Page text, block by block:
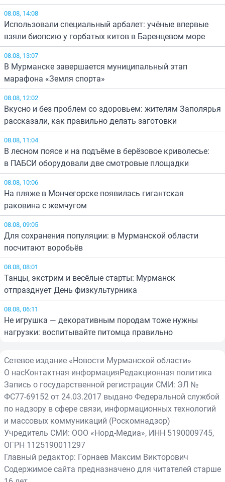
08.08, 14:08
Использовали специальный арбалет: учёные впервые
взяли биопсию у горбатых китов в Баренцевом море
08.08, 13:07
В Мурманске завершается муниципальный этап
марафона «Земля спорта»
08.08, 12:02
Вкусно и без проблем со здоровьем: жителям Заполярья
рассказали, как правильно делать заготовки
08.08, 11:04
В лесном поясе и на подъёме в берёзовое криволесье:
в ПАБСИ оборудовали две смотровые площадки
08.08, 10:06
На пляже в Мончегорске появилась гигантская
раковина с жемчугом
08.08, 09:05
Для сохранения популяции: в Мурманской области
посчитают воробьёв
08.08, 08:01
Танцы, экстрим и весёлые старты: Мурманск
отпразднует День физкультурника
08.08, 06:11
Не игрушка — декоративным породам тоже нужны
нагрузки: воспитывайте питомца правильно
Сетевое издание «Новости Мурманской области»
О насКонтактная информацияРедакционная политика
Запись о государственной регистрации СМИ: ЭЛ №
ФС77-69152 от 24.03.2017 выдано Федеральной службой
по надзору в сфере связи, информационных технологий
и массовых коммуникаций (Роскомнадзор)
Учредитель СМИ: ООО «Норд-Медиа», ИНН 5190009745,
ОГРН 1125190011297
Главный редактор: Горнаев Максим Викторович
Содержимое сайта предназначено для читателей старше